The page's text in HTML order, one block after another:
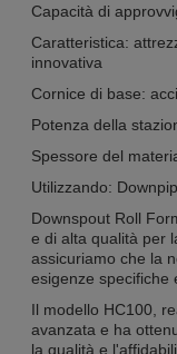
Capacità di
Caratteristica:
innovativa
Cornice di base:
Potenza della
Spessore del
Utilizzando:
Downspout Roll
e di alta qualità per
assicuriamo che la
esigenze specifiche
Il modello HC100,
avanzata e ha
la qualità e